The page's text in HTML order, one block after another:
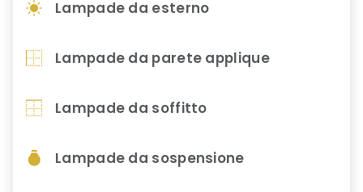
Lampade da esterno
Lampade da parete applique
Lampade da soffitto
Lampade da sospensione